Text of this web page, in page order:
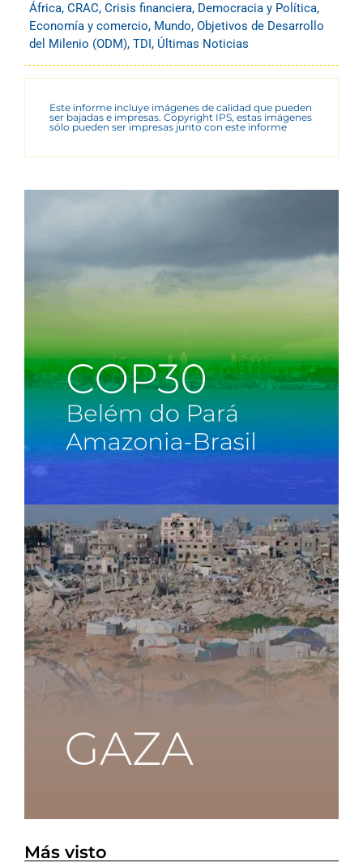
África, CRAC, Crisis financiera, Democracia y Política,
Economía y comercio, Mundo, Objetivos de Desarrollo
del Milenio (ODM), TDI, Últimas Noticias
Este informe incluye imágenes de calidad que pueden
ser bajadas e impresas. Copyright IPS, estas imágenes
sólo pueden ser impresas junto con este informe
Más visto